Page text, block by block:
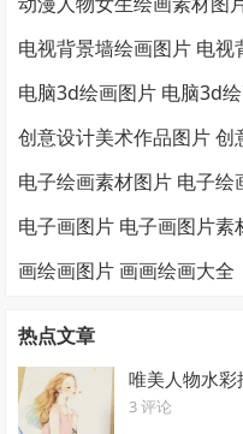
电视背景墙绘画图片 电视
电脑3d绘画图片 电脑3d
创意设计美术作品图片
电子绘画素材图片 电子绘
电子画图片 电子画图片素
画绘画图片 画画绘画大全
热点文章
唯美人物水
3 评论